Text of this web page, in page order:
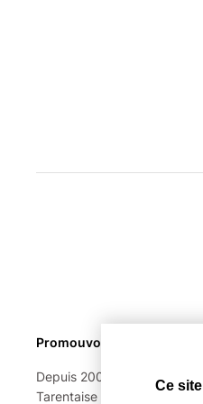
Promouvoir une
Depuis 2003, notre équipe
Tarentaise pour vous en
Ce